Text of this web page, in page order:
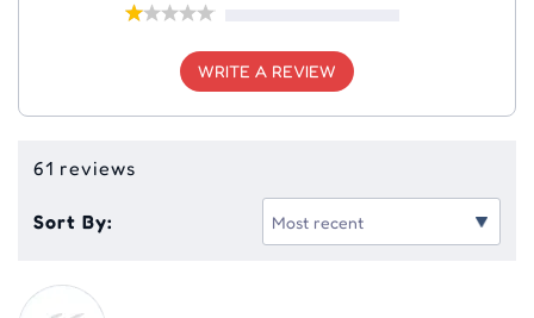
WRITE A REVIEW
61 reviews
Sort By: